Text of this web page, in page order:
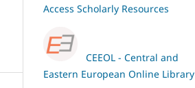
Access Scholarly Resources
CEEOL - Central and
Eastern European Online Library